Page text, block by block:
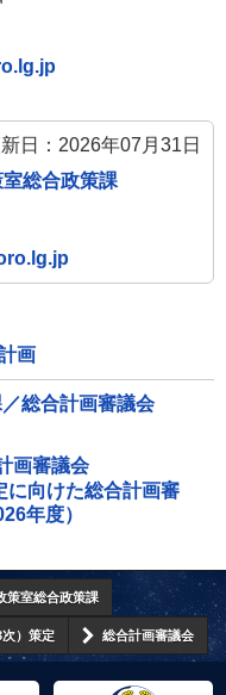
日：2026年07月31日
総合政策課
画
総合計画審議会
画審議会
に向けた総合計画審
年度）
策室総合政策課
）策定 総合計画審議会